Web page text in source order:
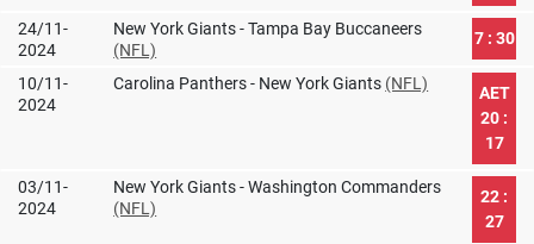
24/11-
2024
New York Giants - Tampa Bay Buccaneers
(NFL)
7 : 30
10/11-
2024
Carolina Panthers - New York Giants (NFL)
AET
20 :
17
03/11-
2024
New York Giants - Washington Commanders
(NFL)
22 :
27